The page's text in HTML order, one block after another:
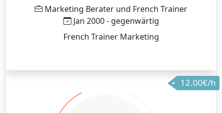
Marketing Berater und French Trainer
Jan 2000 - gegenwärtig
French Trainer Marketing
12.00€/h